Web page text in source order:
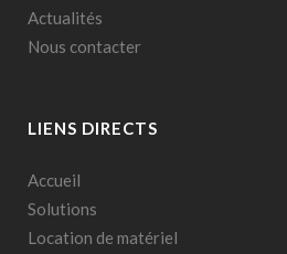
Actualités
Nous contacter
LIENS DIRECTS
Accueil
Solutions
Location de matériel